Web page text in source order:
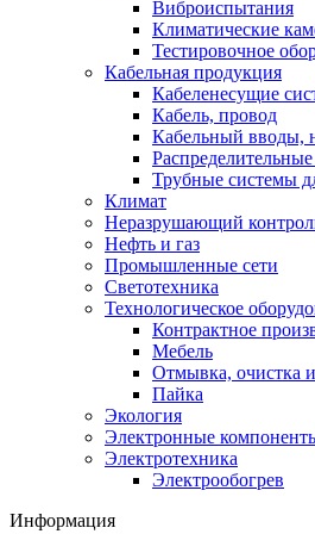
Виброиспытания
Климатические
Тестировочное
Кабельная продукция
Кабеленесущие
Кабель, провод
Кабельный вводы,
Трубные системы
Климат
Неразрушающий
Нефть и газ
Промышленные сети
Светотехника
Технологическое
Контрактное
Мебель
Отмывка, очистка
Пайка
Экология
Электронные
Электротехника
Электрообогрев
Информация